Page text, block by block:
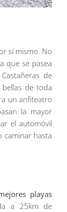
sí mismo. No
que se pasea
de
de toda
un anfiteatro
la mayor
el automóvil
caminar hasta
playas
a 25km de